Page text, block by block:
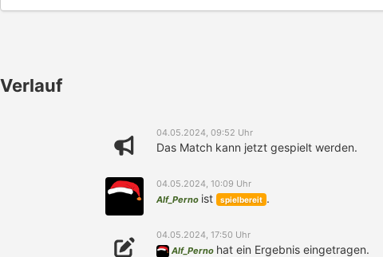
Verlauf
04.05.2024, 09:52 Uhr
Das Match kann jetzt gespielt werden.
04.05.2024, 10:09 Uhr
Alf_Perno ist spielbereit .
04.05.2024, 17:50 Uhr
Alf_Perno hat ein Ergebnis eingetragen.